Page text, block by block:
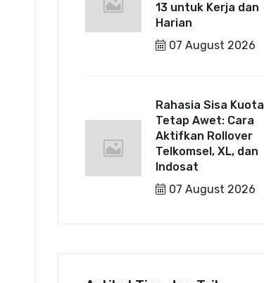
13 untuk Kerja dan
Harian
07 August 2026
Rahasia Sisa Kuota
Tetap Awet: Cara
Aktifkan Rollover
Telkomsel, XL, dan
Indosat
07 August 2026